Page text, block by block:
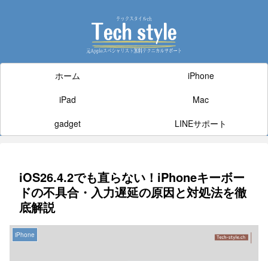
ホーム
iPhone
iPad
Mac
gadget
LINEサポート
iOS26.4.2でも直らない！iPhoneキーボー
ドの不具合・入力遅延の原因と対処法を徹
底解説
iPhone